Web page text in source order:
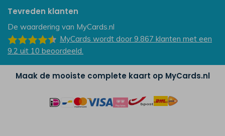
Tevreden klanten
De waardering van MyCards.nl
MyCards wordt door 9.867 klanten met een
9.2 uit 10 beoordeeld.
Maak de mooiste complete kaart op MyCards.nl